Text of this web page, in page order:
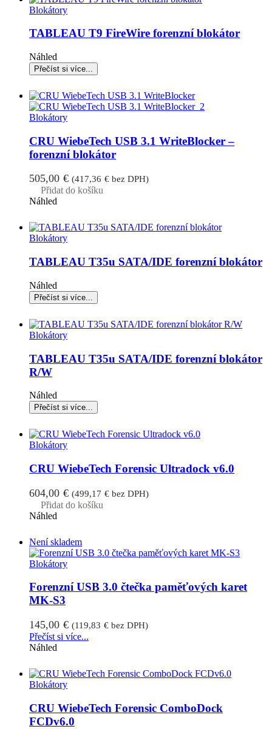
Blokátory
TABLEAU T9 FireWire forenzní blokátor
Náhled
Blokátory
CRU WiebeTech USB 3.1 WriteBlocker –
forenzní blokátor
505,00 € (417,36 €bez DPH)
Přidat do košíku
Náhled
Blokátory
TABLEAU T35u SATA/IDE forenzní blokátor
Náhled
Blokátory
TABLEAU T35u SATA/IDE forenzní blokátor
R/W
Náhled
Blokátory
CRU WiebeTech Forensic Ultradock v6.0
604,00 € (499,17 €bez DPH)
Přidat do košíku
Náhled
Není skladem
Blokátory
Forenzní USB 3.0 čtečka paměťových karet
MK-S3
145,00 € (119,83 €bez DPH)
Přečíst si více...
Náhled
Blokátory
CRU WiebeTech Forensic ComboDock
FCDv6.0